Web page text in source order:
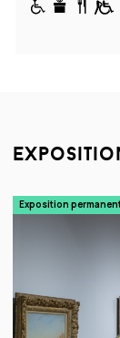
Exposition